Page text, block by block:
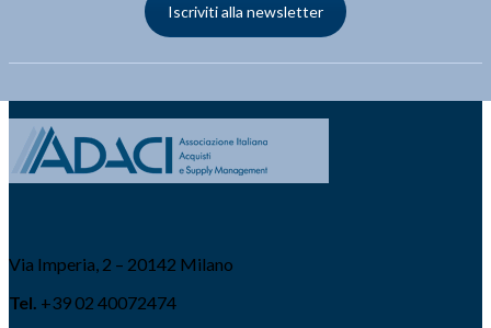
Iscriviti alla newsletter
Via Imperia, 2 – 20142 Milano
Tel. +39 02 40072474